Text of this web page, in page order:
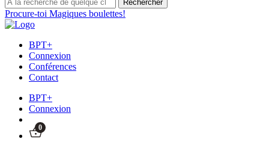
Procure-toi Magiques boulettes!
BPT+
Connexion
Conférences
Contact
BPT+
Connexion
0